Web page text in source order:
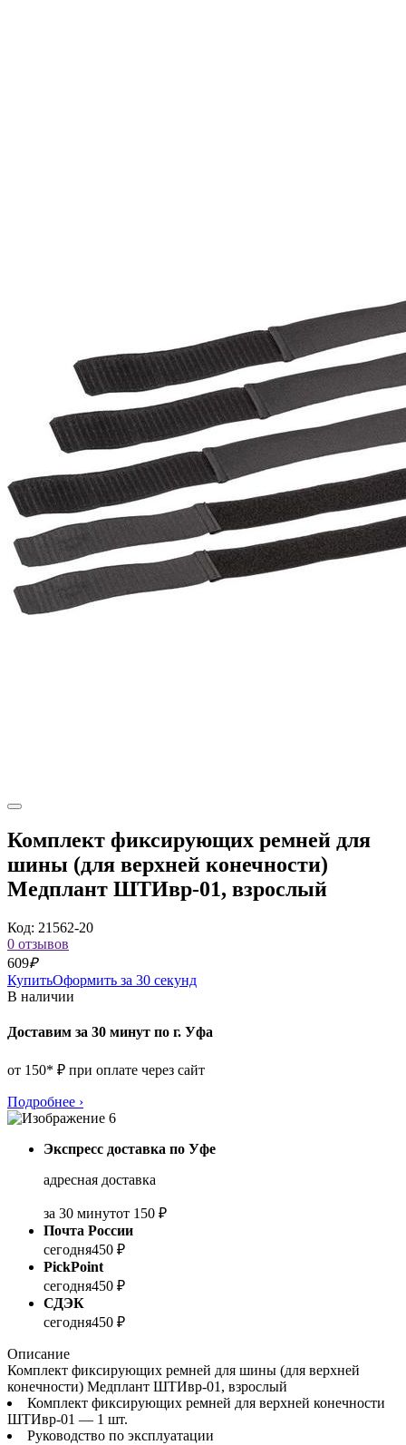
Комплект фиксирующих ремней для
шины (для верхней конечности)
Медплант ШТИвр-01, взрослый
Код: 21562-20
0 отзывов
609₽
КупитьОформить за 30 секунд
В наличии
Доставим за 30 минут по г. Уфа
от 150* ₽ при оплате через сайт
Подробнее ›
Экспресс доставка по Уфе
адресная доставка
за 30 минутот 150 ₽
Почта России
сегодня450 ₽
PickPoint
сегодня450 ₽
СДЭК
сегодня450 ₽
Описание
Комплект фиксирующих ремней для шины (для верхней
конечности) Медплант ШТИвр-01, взрослый
Комплект фиксирующих ремней для верхней конечности
ШТИвр-01 — 1 шт.
Руководство по эксплуатации